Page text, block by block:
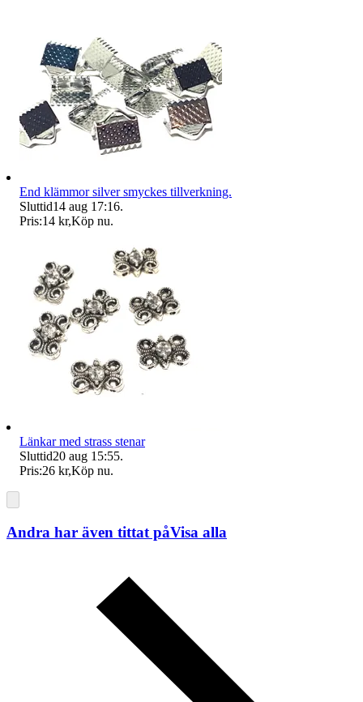
End klämmor silver smyckes tillverkning.
Sluttid14 aug 17:16.
Pris:14 kr,Köp nu.
Länkar med strass stenar
Sluttid20 aug 15:55.
Pris:26 kr,Köp nu.
Andra har även tittat påVisa alla